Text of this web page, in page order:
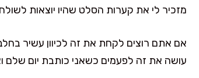
מזכיר לי את קערות הסלט שהיו יוצאות
אם אתם רוצים לקחת את זה לכיוון עשיר
עושה את זה לפעמים כשאני כותבת יום שלם